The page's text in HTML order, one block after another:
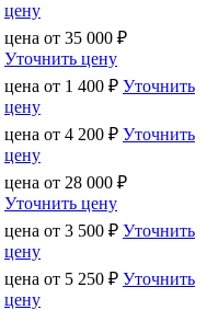
цену
цена от 35 000 ₽
Уточнить цену
цена от 1 400 ₽ Уточнить
цену
цена от 4 200 ₽ Уточнить
цену
цена от 28 000 ₽
Уточнить цену
цена от 3 500 ₽ Уточнить
цену
цена от 5 250 ₽ Уточнить
цену